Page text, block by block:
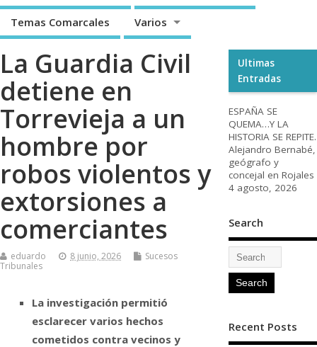
Temas Comarcales Varios
La Guardia Civil
detiene en
Torrevieja a un
hombre por
robos violentos y
extorsiones a
comerciantes
eduardo 8 junio, 2026
Sucesos
Tribunales
La investigación permitió
esclarecer varios hechos
cometidos contra vecinos y
Ultimas
Entradas
ESPAÑA SE
QUEMA…Y LA
HISTORIA SE REPITE.
Alejandro Bernabé,
geógrafo y
concejal en Rojales
4 agosto, 2026
Search
Recent Posts